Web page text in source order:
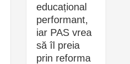
educațional
performant,
iar PAS vrea
să îl preia
prin reforma